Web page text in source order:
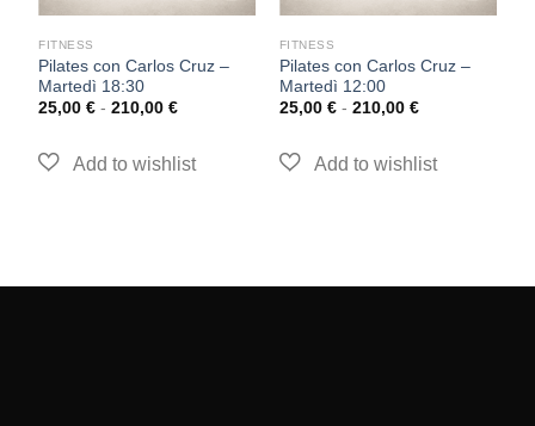
FITNESS
Pilates con Carlos Cruz –
Martedì 18:30
25,00€ - 210,00€
FITNESS
Pilates con Carlos Cruz –
Martedì 12:00
25,00 € - 210,00 €